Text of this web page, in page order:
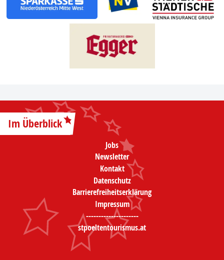
Im Überblick
Jobs
Newsletter
Kontakt
Datenschutz
Barrierefreiheitserklärung
Impressum
---------------------
stpoeltentourismus.at